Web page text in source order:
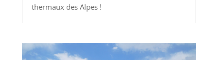
thermaux des Alpes !